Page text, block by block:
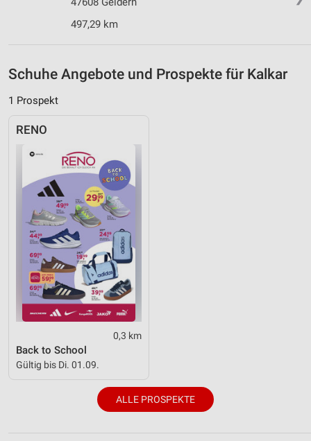
497,29 km
Schuhe Angebote und Prospekte für Kalkar
1 Prospekt
RENO
0,3 km
Back to School
Gültig bis Di. 01.09.
ALLE PROSPEKTE
Performance